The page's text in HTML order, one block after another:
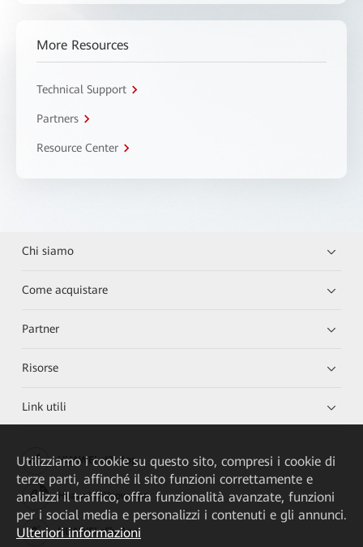
More Resources
Technical Support
Partners
Resource Center
Chi siamo
Come acquistare
Partner
Risorse
Link utili
HUAWEI eKit App
Huawei HiKnow App
HUAWEI eFly App
Utilizziamo i cookie su questo sito, compresi i cookie di
terze parti, affinché il sito funzioni correttamente e
analizzi il traffico, offra funzionalità avanzate, funzioni
per i social media e personalizzi i contenuti e gli annunci.
Ulteriori informazioni